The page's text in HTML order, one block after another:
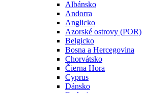
Albánsko
Andorra
Anglicko
Azorské ostrovy (POR)
Belgicko
Bosna a Hercegovina
Chorvátsko
Čierna Hora
Cyprus
Dánsko